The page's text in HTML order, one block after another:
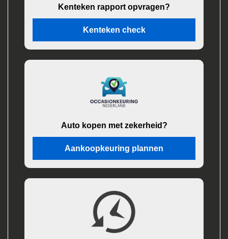
Kenteken rapport opvragen?
Kenteken check
Auto kopen met zekerheid?
Aankoopkeuring plannen